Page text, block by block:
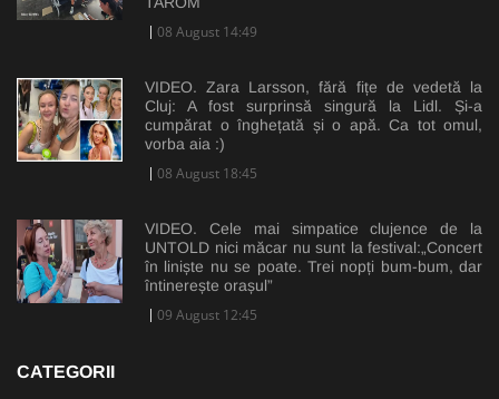
08 August 14:49
VIDEO. Zara Larsson, fără fițe de vedetă la
Cluj: A fost surprinsă singură la Lidl. Și-a
cumpărat o înghețată și o apă. Ca tot omul,
vorba aia :)
08 August 18:45
VIDEO. Cele mai simpatice clujence de la
UNTOLD nici măcar nu sunt la festival:„Concert
în liniște nu se poate. Trei nopți bum-bum, dar
întinerește orașul”
09 August 12:45
CATEGORII